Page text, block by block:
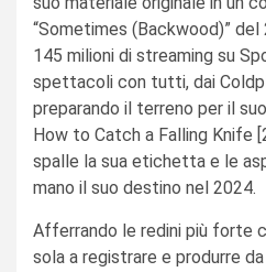
“Sometimes (Backwood)”
145 milioni di streaming su
spettacoli con tutti, dai
preparando il terreno per il
How to Catch a Falling Knife
spalle la sua etichetta e le
mano il suo destino nel 2024.
Afferrando le redini più forte
sola a registrare e produrre